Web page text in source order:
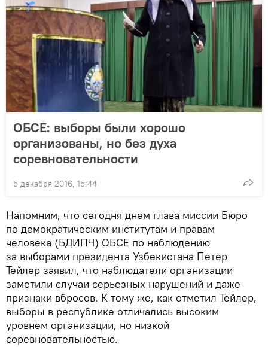
ОБСЕ: выборы были хорошо
организованы, но без духа
соревновательности
5 декабря 2016, 15:44
Напомним, что сегодня днем глава миссии Бюро
по демократическим институтам и правам
человека (БДИПЧ) ОБСЕ по наблюдению
за выборами президента Узбекистана Петер
Тейлер заявил, что наблюдатели организации
заметили случаи серьезных нарушений и даже
признаки вбросов. К тому же, как отметил Тейлер,
выборы в республике отличались высоким
уровнем организации, но низкой
соревновательностью.